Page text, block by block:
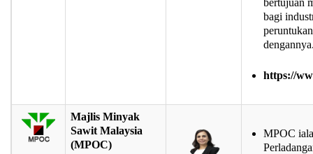
bertujuan
bagi
https://
Majlis Minyak
Sawit Malaysia
(MPOC)
MPOC